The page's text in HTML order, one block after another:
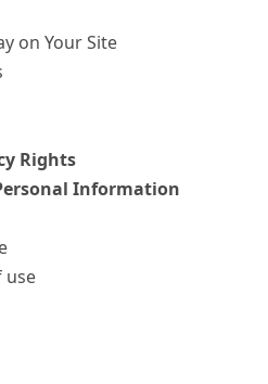
on Your Site
Rights
Information
use